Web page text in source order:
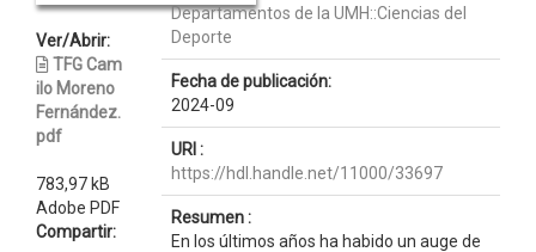
Ver/Abrir:
TFG Cam
ilo Moreno
Fernández.
pdf
783,97 kB
Adobe PDF
Compartir:
Departamentos de la UMH::Ciencias del
Deporte
Fecha de publicación:
2024-09
URI :
https://hdl.handle.net/11000/33697
Resumen :
En los últimos años ha habido un auge de